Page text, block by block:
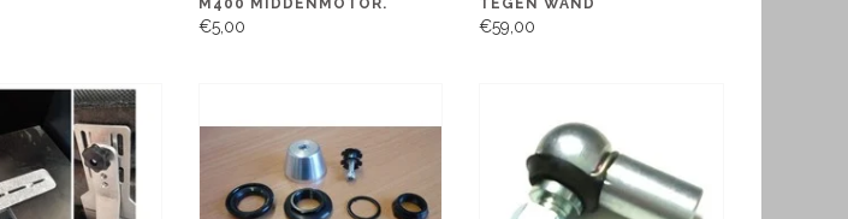
M400 MIDDENMOTOR.
€5,00
TEGEN WAND
€59,00